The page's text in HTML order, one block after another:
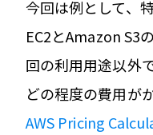
今回は例として、
EC2とAmazon S3
回の利用用途以外
どの程度の費用が
AWS Pricing